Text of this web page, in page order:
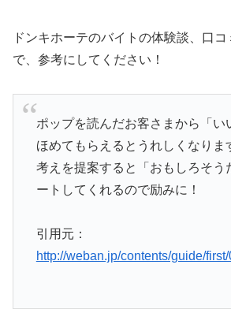
ドンキホーテのバイトの体験談、口
で、参考にしてください！
ポップを読んだお客さまから「い
ほめてもらえるとうれしくなりま
考えを提案すると「おもしろそう
ートしてくれるので励みに！
引用元：
http://weban.jp/contents/guide/first/